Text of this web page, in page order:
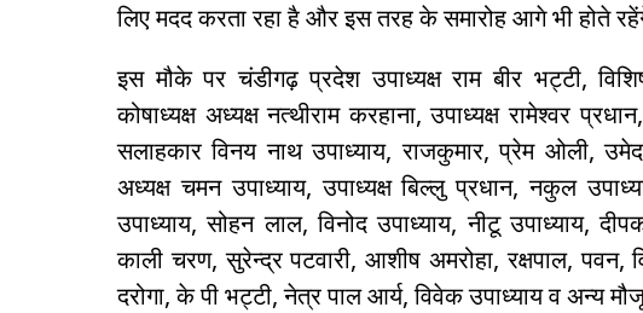
लिए मदद करता रहा है और इस तरह के समारोह आगे भी होते
इस मौके पर चंडीगढ़ प्रदेश उपाध्यक्ष राम बीर भट्टी,
कोषाध्यक्ष अध्यक्ष नत्थीराम करहाना, उपाध्यक्ष रामेश्वर
सलाहकार विनय नाथ उपाध्याय, राजकुमार, प्रेम ओली,
अध्यक्ष चमन उपाध्याय, उपाध्यक्ष बिल्लु प्रधान, नकुल
उपाध्याय, सोहन लाल, विनोद उपाध्याय, नीटू उपाध्याय,
काली चरण, सुरेन्द्र पटवारी, आशीष अमरोहा, रक्षपाल, पवन,
दरोगा, के पी भट्टी, नेत्र पाल आर्य, विवेक उपाध्याय व अन्य